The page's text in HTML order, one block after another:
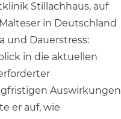
Stillachhaus, auf
in Deutschland
und Dauerstress:
in die aktuellen
Auswirkungen
er auf, wie